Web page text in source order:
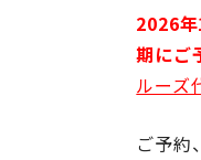
2026
期にご
ルーズ
ご予約